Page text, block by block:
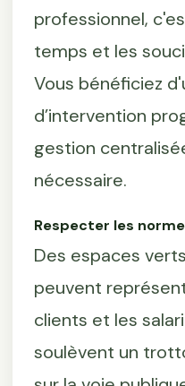
professionnel,
temps et les
Vous bénéficiez
d’intervention
gestion
nécessaire.
Respecter les
Des espaces
peuvent
clients et les
soulèvent un